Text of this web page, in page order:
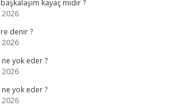
kayaç mıdır ?
2026
denir ?
2026
yok eder ?
2026
yok eder ?
2026